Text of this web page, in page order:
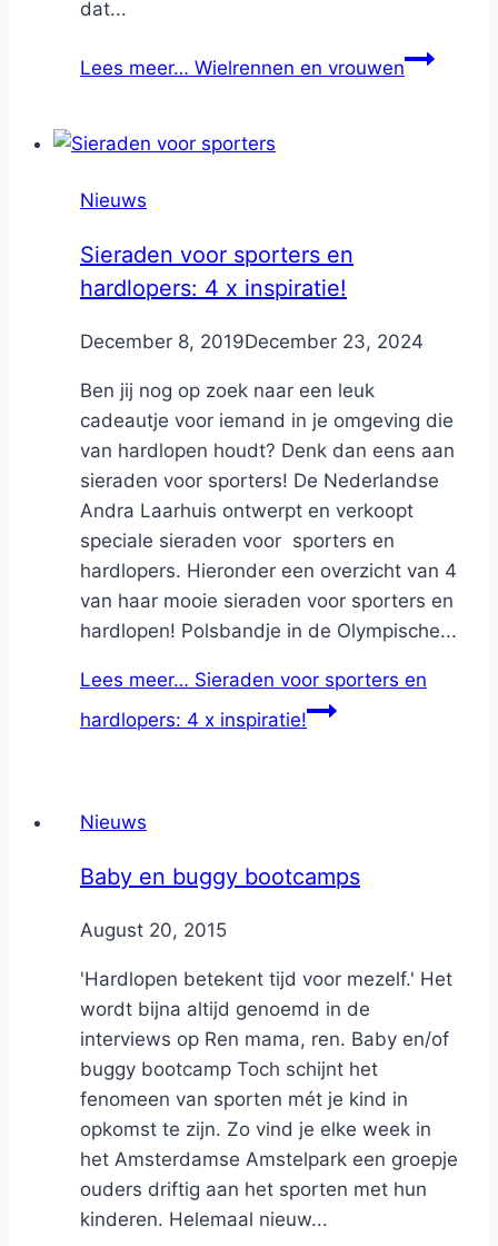
dat...
Lees meer… Wielrennen en vrouwen
Nieuws
Sieraden voor sporters en
hardlopers: 4 x inspiratie!
ByNicole
December 8, 2019December 23, 2024
Ben jij nog op zoek naar een leuk
cadeautje voor iemand in je omgeving die
van hardlopen houdt? Denk dan eens aan
sieraden voor sporters! De Nederlandse
Andra Laarhuis ontwerpt en verkoopt
speciale sieraden voor sporters en
hardlopers. Hieronder een overzicht van 4
van haar mooie sieraden voor sporters en
hardlopen! Polsbandje in de Olympische...
Lees meer… Sieraden voor sporters en
hardlopers: 4 x inspiratie!
Nieuws
Baby en buggy bootcamps
ByNicole
August 20, 2015
'Hardlopen betekent tijd voor mezelf.' Het
wordt bijna altijd genoemd in de
interviews op Ren mama, ren. Baby en/of
buggy bootcamp Toch schijnt het
fenomeen van sporten mét je kind in
opkomst te zijn. Zo vind je elke week in
het Amsterdamse Amstelpark een groepje
ouders driftig aan het sporten met hun
kinderen. Helemaal nieuw...